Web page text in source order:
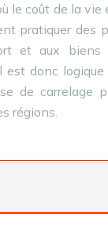
le coût de la vie
pratiquer des
et aux biens
est donc logique
de carrelage
régions.